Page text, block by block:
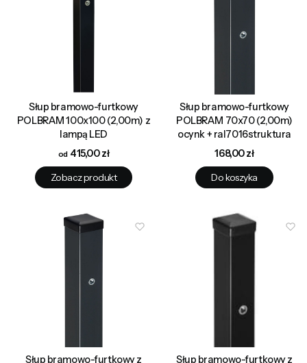
Słup bramowo-furtkowy
POLBRAM 100x100 (2,00m) z
lampą LED
Cena415,00 zł
Zobacz produkt
Słup bramowo-furtkowy
POLBRAM 70x70 (2,00m)
ocynk + ral7016struktura
Cena
168,00 zł
Do koszyka
Słup bramowo-furtkowy z Słup bramowo-furtkowy z